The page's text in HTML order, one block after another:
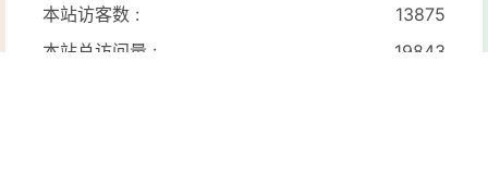
本站访客数 :
13875
本站总访问量 :
19843